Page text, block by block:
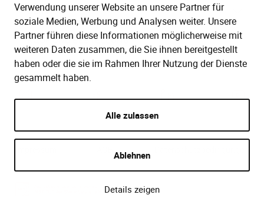
Verwendung unserer Website an unsere Partner für
soziale Medien, Werbung und Analysen weiter. Unsere
Partner führen diese Informationen möglicherweise mit
weiteren Daten zusammen, die Sie ihnen bereitgestellt
haben oder die sie im Rahmen Ihrer Nutzung der Dienste
gesammelt haben.
Alle zulassen
Ablehnen
Details zeigen
SERVICE
Hilfe (FAQ)
Gesetze
Kontakt
KAUF UND BESTELLUNG
Versand und Lieferung